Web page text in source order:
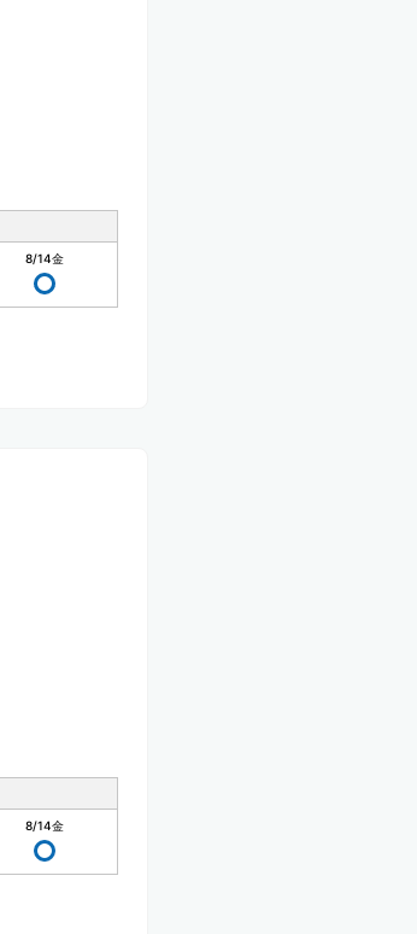
8/14金
8/14金